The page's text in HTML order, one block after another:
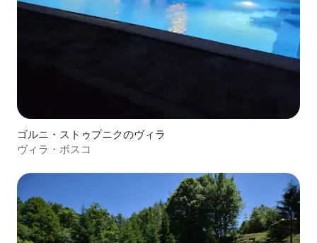
ゴルニ・ストゥプニクのヴィラ
ヴィラ・ボスコ